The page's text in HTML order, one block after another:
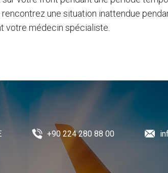
une situation inattendue
votre médecin spécialiste.
+90 224 280 88 00